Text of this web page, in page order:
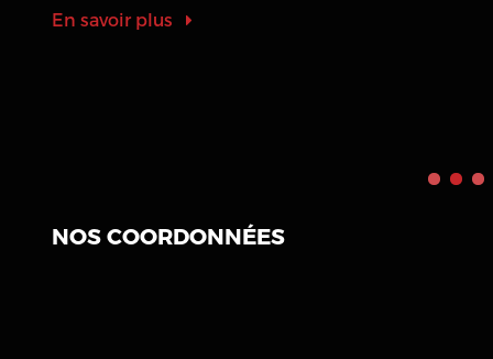
En savoir plus
NOS COORDONNÉES